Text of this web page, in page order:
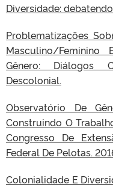
Diversidade:
Problematizações
Masculino/
Gênero: Diálogos
Descolonial.
Observatório De
Construindo O
Congresso De
Federal De Pelotas.
Colonialidade E